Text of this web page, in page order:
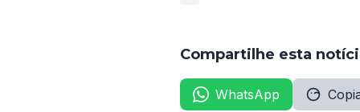
Compartilhe esta
WhatsApp